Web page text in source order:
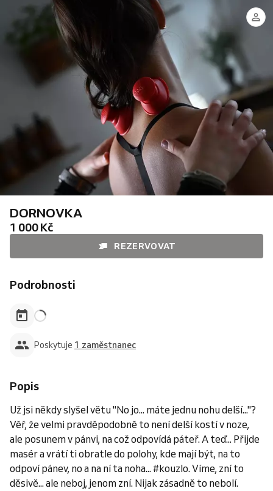
DORNOVKA
1 000 Kč
REZERVOVAT
Podrobnosti
Poskytuje 1 zaměstnanec
Popis
Už jsi někdy slyšel větu "No jo... máte jednu nohu delší..."?
Věř, že velmi pravděpodobně to není delší kostí v noze,
ale posunem v pánvi, na což odpovídá páteř. A teď... Přijde
masér a vrátí ti obratle do polohy, kde mají být, na to
odpoví pánev, no a na ní ta noha... #kouzlo. Víme, zní to
děsivě... ale neboj, jenom zní. Nijak zásadně to nebolí.